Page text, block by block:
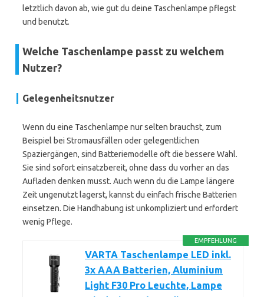
letztlich davon ab, wie gut du deine Taschenlampe pflegst
und benutzt.
Welche Taschenlampe passt zu welchem
Nutzer?
Gelegenheitsnutzer
Wenn du eine Taschenlampe nur selten brauchst, zum
Beispiel bei Stromausfällen oder gelegentlichen
Spaziergängen, sind Batteriemodelle oft die bessere Wahl.
Sie sind sofort einsatzbereit, ohne dass du vorher an das
Aufladen denken musst. Auch wenn du die Lampe längere
Zeit ungenutzt lagerst, kannst du einfach frische Batterien
einsetzen. Die Handhabung ist unkompliziert und erfordert
wenig Pflege.
EMPFEHLUNG
VARTA Taschenlampe LED inkl.
3x AAA Batterien, Aluminium
Light F30 Pro Leuchte, Lampe